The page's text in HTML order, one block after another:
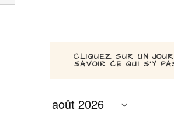
CLIQUEZ SUR UN
SAVOIR CE QUI S’Y